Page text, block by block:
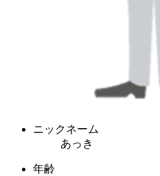
ニックネーム
あっき
年齢